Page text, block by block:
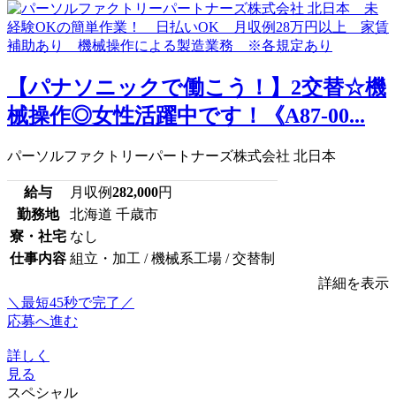
【パナソニックで働こう！】2交替☆機
械操作◎女性活躍中です！《A87-00...
パーソルファクトリーパートナーズ株式会社 北日本
給与 月収例282,000円
勤務地
北海道 千歳市
寮・社宅 なし
仕事内容 組立・加工 / 機械系工場 / 交替制
詳細を表示
＼最短45秒で完了／
応募へ進む
詳しく
見る
スペシャル